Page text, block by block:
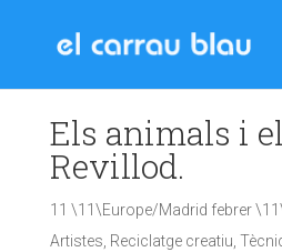
Els animals i
Revillod.
11 \11\Europe/Madrid febrer
Artistes Reciclatge creatiu